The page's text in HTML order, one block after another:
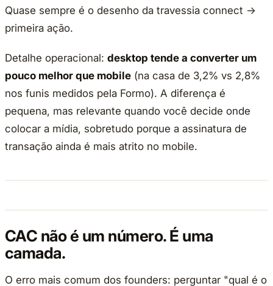
Quase sempre é o desenho da travessia connect →
primeira ação.
Detalhe operacional: desktop tende a converter um
pouco melhor que mobile (na casa de 3,2% vs 2,8%
nos funis medidos pela Formo). A diferença é
pequena, mas relevante quando você decide onde
colocar a mídia, sobretudo porque a assinatura de
transação ainda é mais atrito no mobile.
CAC não é um número. É uma
camada.
O erro mais comum dos founders: perguntar "qual é o